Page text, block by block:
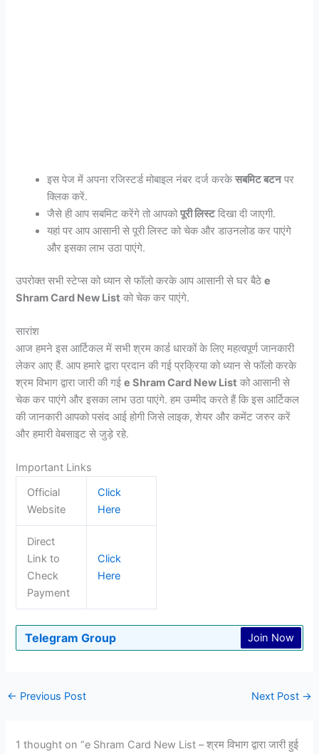
इस पेज में अपना रजिस्टर्ड मोबाइल नंबर दर्ज करकेसबमिट बटनपर
क्लिक करें.
जैसे ही आप सबमिट करेंगे तो आपकोपूरी लिस्टदिखा दी जाएगी.
यहां पर आप आसानी से पूरी लिस्ट को चेक और डाउनलोड कर पाएंगे
और इसका लाभ उठा पाएंगे.
उपरोक्त सभी स्टेप्स को ध्यान से फॉलो करके आप आसानी से घर बैठेe
Shram Card New List को चेक कर पाएंगे.
सारांश
आज हमने इस आर्टिकल में सभी श्रम कार्ड धारकों के लिए महत्वपूर्ण जानकारी
लेकर आए हैं. आप हमारे द्वारा प्रदान की गई प्रक्रिया को ध्यान से फॉलो करके
श्रम विभाग द्वारा जारी की गईe Shram Card New List को आसानी से
चेक कर पाएंगे और इसका लाभ उठा पाएंगे. हम उम्मीद करते हैं कि इस आर्टिकल
की जानकारी आपको पसंद आई होगी जिसे लाइक, शेयर और कमेंट जरुर करें
और हमारी वेबसाइट से जुड़े रहे.
Important Links
Official
Website
Click
Here
Direct
Link to
Check
Payment
Click
Here
Telegram Group Join Now
← Previous Post Next Post →
1 thought on “e Shram Card New List – श्रम विभाग द्वारा जारी हुई